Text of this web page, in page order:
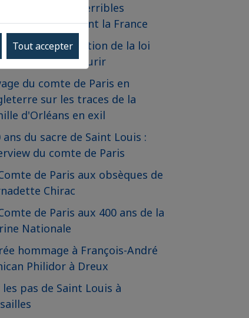
- Les terribles
qui frappent la France
- Adoption de la loi
à l'aide à mourir
du comte de Paris en
sur les traces de la
d'Orléans en exil
ans du sacre de Saint Louis :
du comte de Paris
de Paris aux obsèques de
Chirac
de Paris aux 400 ans de la
Nationale
hommage à François-André
Philidor à Dreux
les pas de Saint Louis à
Tout accepter